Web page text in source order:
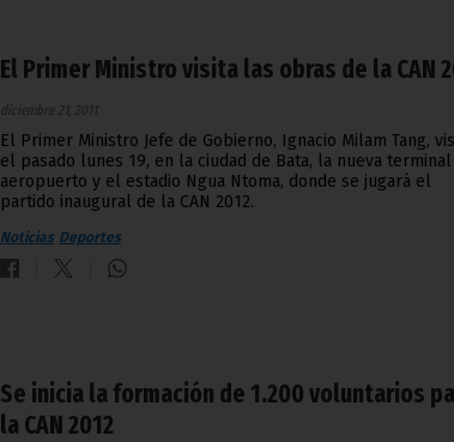
El Primer Ministro visita las obras de la CAN
diciembre 21, 2011
El Primer Ministro Jefe de Gobierno, Ignacio Milam Tang,
el pasado lunes 19, en la ciudad de Bata, la nueva
aeropuerto y el estadio Ngua Ntoma, donde se jugará el
partido inaugural de la CAN 2012.
Noticias Deportes
Se inicia la formación de 1.200 voluntarios
la CAN 2012